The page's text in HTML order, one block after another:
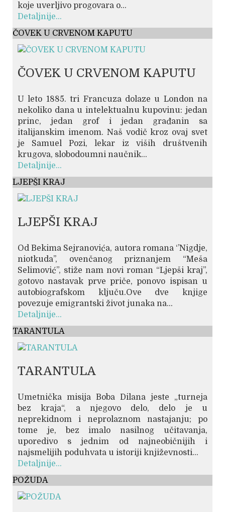
koje uverljivo progovara o...
Detaljnije...
ČOVEK U CRVENOM KAPUTU
ČOVEK U CRVENOM KAPUTU
U leto 1885. tri Francuza dolaze u London na
nekoliko dana u intelektualnu kupovinu: jedan
princ, jedan grof i jedan građanin sa
italijanskim imenom. Naš vodič kroz ovaj svet
je Samuel Pozi, lekar iz viših društvenih
krugova, slobodoumni naučnik...
Detaljnije...
LJEPŠI KRAJ
LJEPŠI KRAJ
Od Bekima Sejranovića, autora romana ‘’Nigdje,
niotkuda’’, ovenčanog priznanjem “Meša
Selimović”, stiže nam novi roman “Ljepši kraj”,
gotovo nastavak prve priče, ponovo ispisan u
autobiografskom ključu.Ove dve knjige
povezuje emigrantski život junaka na...
Detaljnije...
TARANTULA
TARANTULA
Umetnička misija Boba Dilana jeste „turneja
bez kraja“, a njegovo delo, delo je u
neprekidnom i neprolaznom nastajanju; po
tome je, bez imalo nasilnog učitavanja,
uporedivo s jednim od najneobičnijih i
najsmelijih poduhvata u istoriji književnosti...
Detaljnije...
POŽUDA